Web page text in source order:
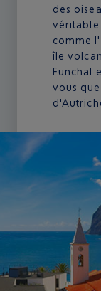
des
véritable
comme
île
Funchal
vous